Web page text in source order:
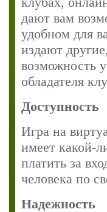
дают вам
удобном для
издают
возможность
обладателя
Доступность
Игра на
имеет какой-
платить за
человека по
Надежность